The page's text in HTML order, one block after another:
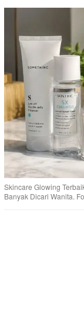
Skincare Glowing
Banyak Dicari Wanita.